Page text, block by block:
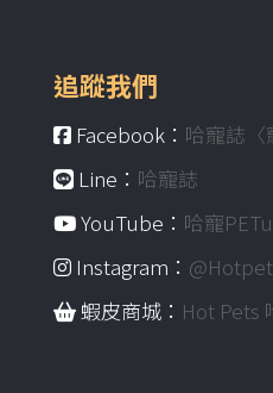
追蹤我們
Facebook： 哈寵誌〈
Line： 哈寵誌
YouTube： 哈寵
Instagram：
蝦皮商城： Hot Pets